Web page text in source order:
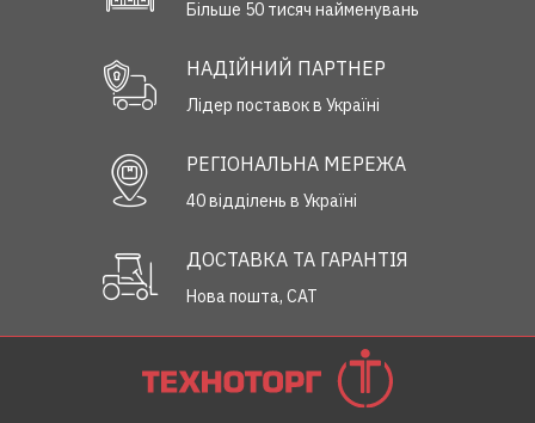
Більше 50 тисяч найменувань
НАДІЙНИЙ ПАРТНЕР
Лідер поставок в Україні
РЕГІОНАЛЬНА МЕРЕЖА
40 відділень в Україні
ДОСТАВКА ТА ГАРАНТІЯ
Нова пошта, САТ